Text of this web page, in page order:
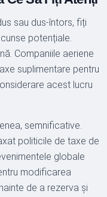
sau dus-întors, fiți
potențiale.
Companiile aeriene
suplimentare pentru
acest lucru
semnificative.
politicile de taxe de
globale
modificarea
de a rezerva și